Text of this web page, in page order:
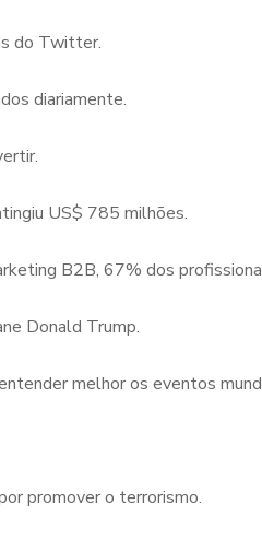
do Twitter.
diariamente.
US$ 785 milhões.
B2B, 67% dos
Donald Trump.
melhor os eventos
promover o terrorismo.